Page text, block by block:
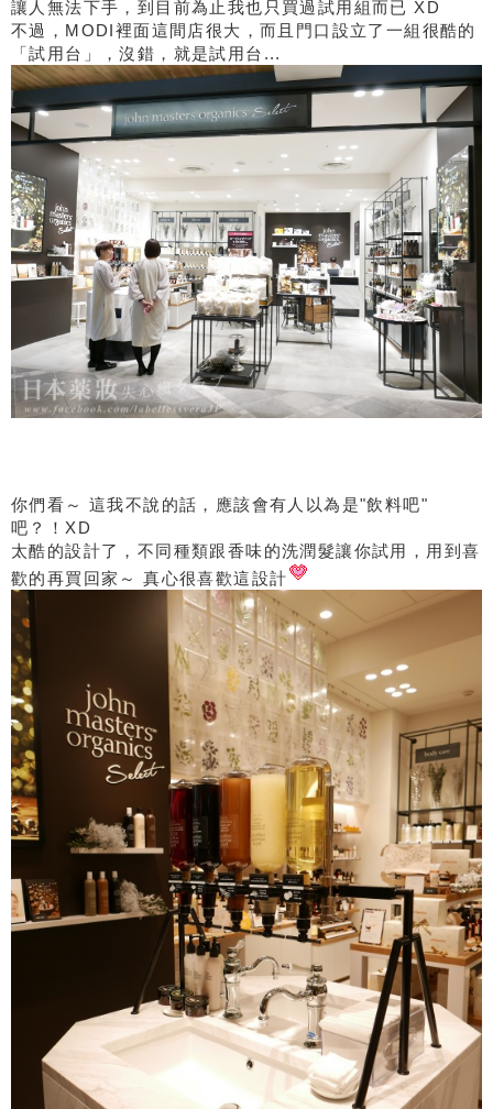
讓人無法下手，到目前為止我也只買過試用組而已 XD
不過，MODI裡面這間店很大，而且門口設立了一組很酷的
「試用台」，沒錯，就是試用台...
你們看～ 這我不說的話，應該會有人以為是"飲料吧"
吧？！XD
太酷的設計了，不同種類跟香味的洗潤髮讓你試用，用到喜
歡的再買回家～ 真心很喜歡這設計